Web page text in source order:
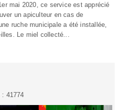
mai 2020, ce service est apprécié
un apiculteur en cas de
ruche municipale a été installée,
Le miel collecté...
: 41774